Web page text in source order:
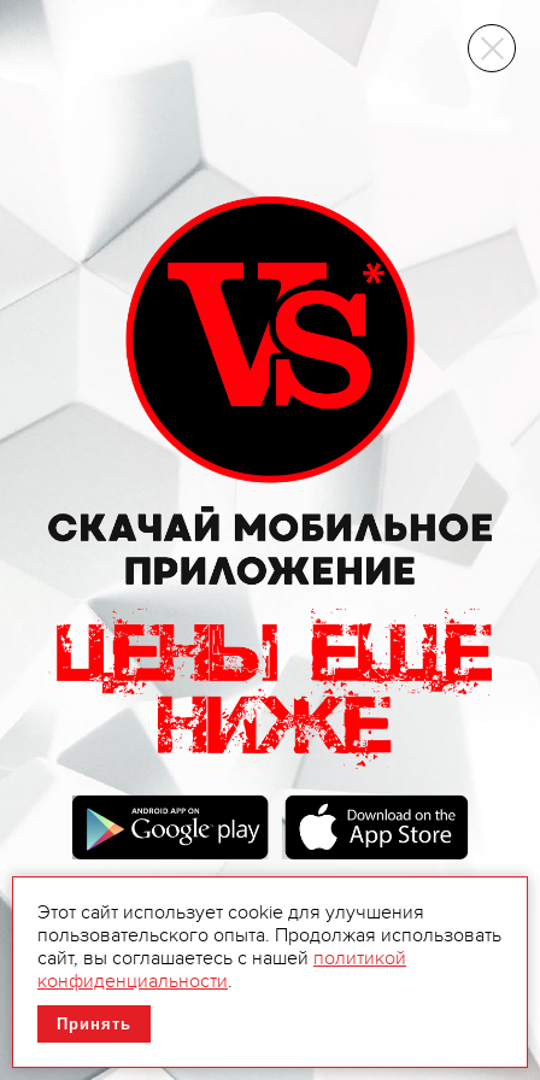
ВИННЫЙ СКЛАД
Этот сайт использует cookie для улучшения
пользовательского опыта. Продолжая использовать
сайт, вы соглашаетесь с нашей политикой
конфиденциальности.
Принять